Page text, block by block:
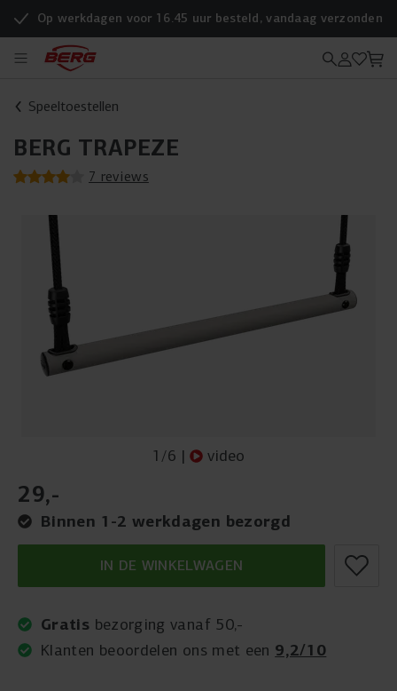
Op werkdagen voor 16.45 uur besteld, vandaag verzonden
Speeltoestellen
BERG TRAPEZE
7 reviews
1 /6 | video
29,-
Binnen 1-2 werkdagen bezorgd
IN DE WINKELWAGEN
Gratis bezorging vanaf 50,-
Klanten beoordelen ons met een 9,2/10